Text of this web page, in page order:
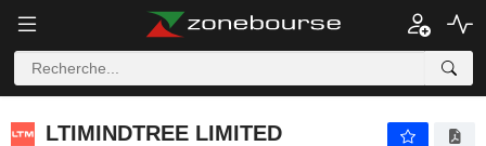
LTIMINDTREE LIMITED
LTIMINDTREE LIMITED